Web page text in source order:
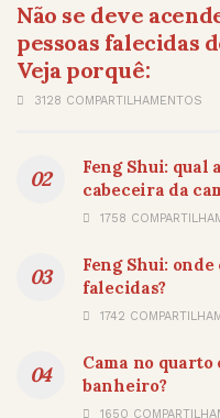
Não se deve
pessoas falecidas
Veja porquê:
3128 COMPARTILHAMENTOS
Feng Shui: qual
cabeceira da
1758
Feng Shui:
falecidas?
1742
Cama no
banheiro?
1650